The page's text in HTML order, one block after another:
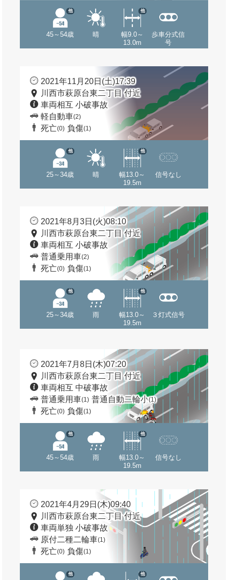
45～54歳
他
晴
幅9.0～
13.0m
他
歩車分式信
号
2021年11月20日(土)17:39
川西市萩原台東二丁目 付近
車両相互 小破事故
軽自動車(2)
死亡(0) 負傷(1)
25～34歳
他
晴
幅13.0～
19.5m
他
信号なし
2021年8月3日(火)08:10
川西市萩原台東二丁目 付近
車両相互 小破事故
普通乗用車(2)
死亡(0) 負傷(1)
25～34歳
他
雨
幅13.0～
19.5m
他
３灯式信号
2021年7月8日(木)07:20
川西市萩原台東二丁目 付近
車両相互 中破事故
普通乗用車(1) 普通自動二輪小(1)
死亡(0) 負傷(1)
45～54歳
他
雨
幅13.0～
19.5m
他
信号なし
2021年4月29日(木)09:40
川西市萩原台東二丁目 付近
車両単独 小破事故
原付二種二輪車(1)
死亡(0) 負傷(1)
他 他